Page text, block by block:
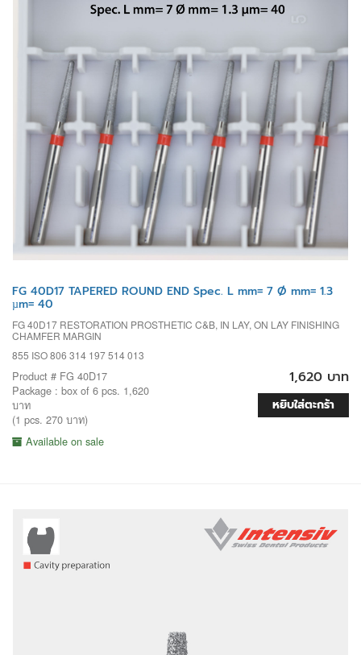
FG 40D17 TAPERED ROUND END Spec. L mm= 7 Ø mm= 1.3
µm= 40
FG 40D17 RESTORATION PROSTHETIC C&B, IN LAY, ON LAY FINISHING
CHAMFER MARGIN
855 ISO 806 314 197 514 013
Product # FG 40D17
Package : box of 6 pcs. 1,620
บาท
(1 pcs. 270 บาท)
Available on sale
1,620 บาท
หยิบใส่ตะกร้า